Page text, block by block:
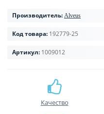
Производитель: Alveus
Код товара: 192779-25
Артикул: 1009012
Качество